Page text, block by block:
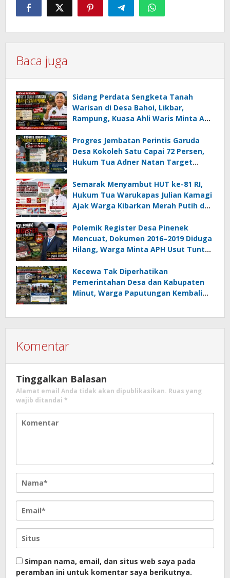
Baca juga
Sidang Perdata Sengketa Tanah
Warisan di Desa Bahoi, Likbar,
Rampung, Kuasa Ahli Waris Minta APH
Korupsi Dandes
Progres Jembatan Perintis Garuda
Desa Kokoleh Satu Capai 72 Persen,
Hukum Tua Adner Natan Target
Semarak Menyambut HUT ke-81 RI,
Hukum Tua Warukapas Julian Kamagi
Ajak Warga Kibarkan Merah Putih dan
Polemik Register Desa Pinenek
Mencuat, Dokumen 2016–2019 Diduga
Hilang, Warga Minta APH Usut Tuntas
Kumtua HK
Kecewa Tak Diperhatikan
Pemerintahan Desa dan Kabupaten
Minut, Warga Paputungan Kembali
Komentar
Tinggalkan Balasan
Alamat email Anda tidak akan dipublikasikan. Ruas yang
wajib ditandai *
Simpan nama, email, dan situs web saya pada
peramban ini untuk komentar saya berikutnya.